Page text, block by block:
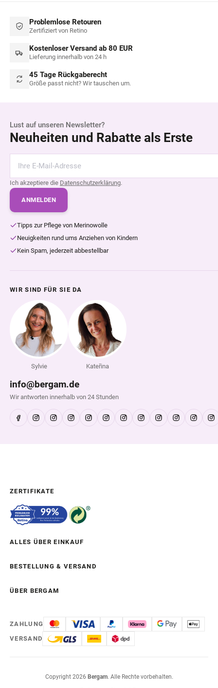
Problemlose Retouren
Zertifiziert von Retino
Kostenloser Versand ab 80 EUR
Lieferung innerhalb von 24 h
45 Tage Rückgaberecht
Größe passt nicht? Wir tauschen um.
Lust auf unseren Newsletter?
Neuheiten und Rabatte als Erste
Ich akzeptiere die Datenschutzerklärung.
ANMELDEN
Tipps zur Pflege von Merinowolle
Neuigkeiten rund ums Anziehen von Kindern
Kein Spam, jederzeit abbestellbar
WIR SIND FÜR SIE DA
Sylvie Kateřina
info@bergam.de
Wir antworten innerhalb von 24 Stunden
ZERTIFIKATE
ALLES ÜBER EINKAUF
BESTELLUNG & VERSAND
ÜBER BERGAM
ZAHLUNG
VERSAND
Copyright 2026 Bergam. Alle Rechte vorbehalten.